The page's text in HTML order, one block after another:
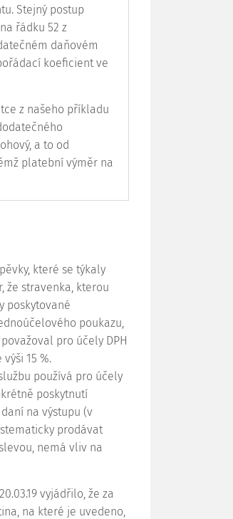
Stejný postup
řádku 52 z
daňovém
koeficient ve
z našeho příkladu
a to od
platební výměr na
které se týkaly
že stravenka, kterou
poskytované
poukazu,
pro účely DPH
15 %.
používá pro účely
poskytnutí
na výstupu (v
prodávat
nemá vliv na
vyjádřilo, že za
na které je uvedeno,